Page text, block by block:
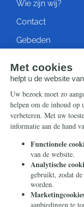
Wie zijn wij?
Contact
Gebeden
Steun ons
Nieuwsbrief
Eenmalig
Maandelijks
Periodiek
Nalaten
Zelf overschrijven